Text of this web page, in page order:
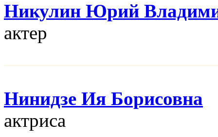
Никулин Юрий
актер
Нинидзе Ия Борисовна
актриса